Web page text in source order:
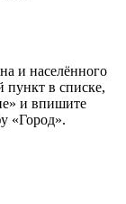
и населённого
в списке,
и впишите
«Город».